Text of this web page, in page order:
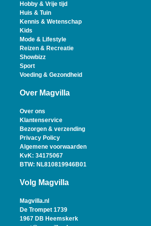
Hobby & Vrije tijd
Huis & Tuin
Kennis & Wetenschap
Kids
Mode & Lifestyle
Reizen & Recreatie
Showbizz
Sport
Voeding & Gezondheid
Over Magvilla
Over ons
Klantenservice
Bezorgen & verzending
Privacy Policy
Algemene voorwaarden
KvK: 34175067
BTW: NL810819946B01
Volg Magvilla
Magvilla.nl
De Trompet 1739
1967 DB Heemskerk